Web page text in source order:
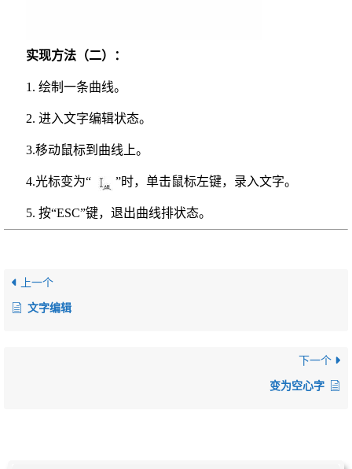
实现方法（二）：
1. 绘制一条曲线。
2. 进入文字编辑状态。
3.移动鼠标到曲线上。
4.光标变为“ ”时，单击鼠标左键，录入文字。
5. 按“ESC”键，退出曲线排状态。
上一个
文字编辑
下一个
变为空心字